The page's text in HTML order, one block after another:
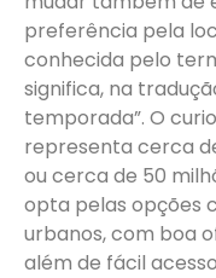
preferência pela
conhecida pelo
significa, na
temporada”. O
representa cerca
ou cerca de 50
opta pelas opções
urbanos, com boa
além de fácil